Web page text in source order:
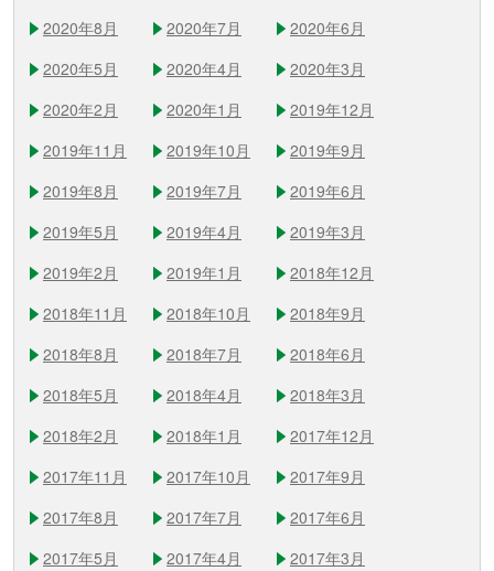
2020年8月
2020年7月
2020年6月
2020年5月
2020年4月
2020年3月
2020年2月
2020年1月
2019年12月
2019年11月
2019年10月
2019年9月
2019年8月
2019年7月
2019年6月
2019年5月
2019年4月
2019年3月
2019年2月
2019年1月
2018年12月
2018年11月
2018年10月
2018年9月
2018年8月
2018年7月
2018年6月
2018年5月
2018年4月
2018年3月
2018年2月
2018年1月
2017年12月
2017年11月
2017年10月
2017年9月
2017年8月
2017年7月
2017年6月
2017年5月
2017年4月
2017年3月